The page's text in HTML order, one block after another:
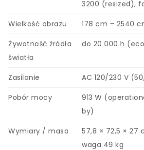
3200 (resized),
Wielkość obrazu 178 cm – 2540
Żywotność źródła
światła
do 20 000 h
Zasilanie AC 120/230 V
Pobór mocy
913 W
by)
Wymiary / masa
57,8 × 72,5 × 27
waga 49 kg